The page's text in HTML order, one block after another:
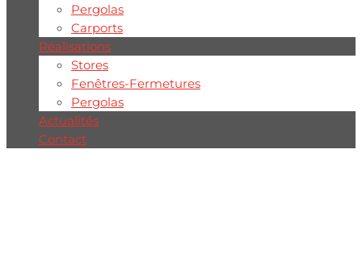
Pergolas
Carports
Réalisations
Stores
Fenêtres-Fermetures
Pergolas
Actualités
Contact